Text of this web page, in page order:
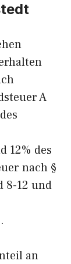
A
12% des
nach §
8-12 und
an